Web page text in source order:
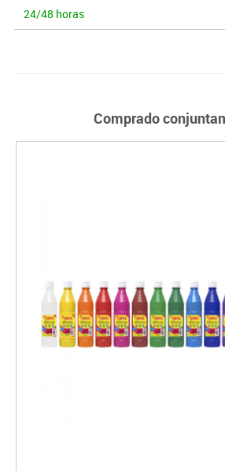
24/48 horas
Comprado